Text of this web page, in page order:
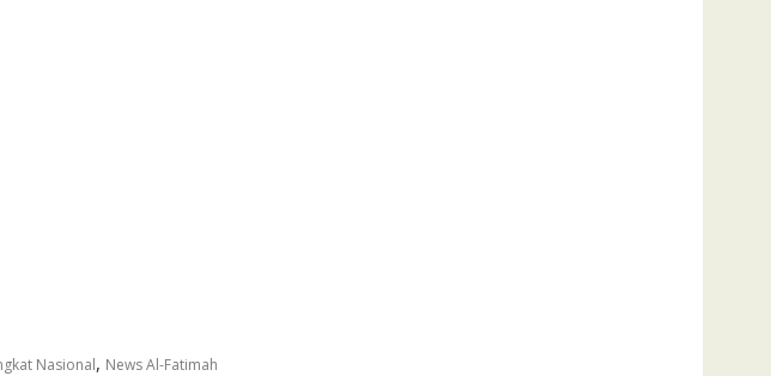
Nasional, News Al-Fatimah